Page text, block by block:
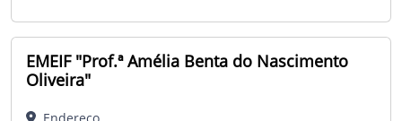
EMEIF "Prof.ª Amélia Benta do Nascimento
Oliveira"
Endereço